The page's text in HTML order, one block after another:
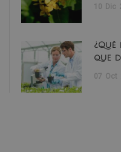
10 Dic
que
07 Oct